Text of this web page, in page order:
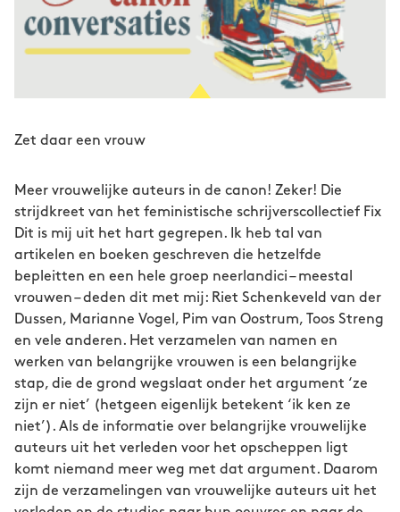
Zet daar een vrouw
Meer vrouwelijke auteurs in de canon! Zeker! Die
strijdkreet van het feministische schrijverscollectief Fix
Dit is mij uit het hart gegrepen. Ik heb tal van
artikelen en boeken geschreven die hetzelfde
bepleitten en een hele groep neerlandici – meestal
vrouwen – deden dit met mij: Riet Schenkeveld van der
Dussen, Marianne Vogel, Pim van Oostrum, Toos Streng
en vele anderen. Het verzamelen van namen en
werken van belangrijke vrouwen is een belangrijke
stap, die de grond wegslaat onder het argument ‘ze
zijn er niet’ (hetgeen eigenlijk betekent ‘ik ken ze
niet’). Als de informatie over belangrijke vrouwelijke
auteurs uit het verleden voor het opscheppen ligt
komt niemand meer weg met dat argument. Daarom
zijn de verzamelingen van vrouwelijke auteurs uit het